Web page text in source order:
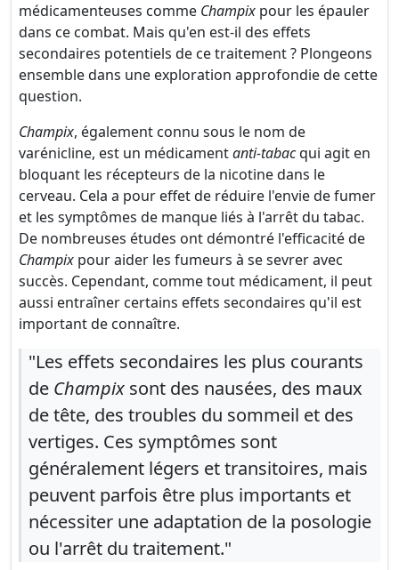
médicamenteuses comme Champix pour les épauler
dans ce combat. Mais qu'en est-il des effets
secondaires potentiels de ce traitement ? Plongeons
ensemble dans une exploration approfondie de cette
question.
Champix, également connu sous le nom de
varénicline, est un médicamentanti-tabacqui agit en
bloquant les récepteurs de la nicotine dans le
cerveau. Cela a pour effet de réduire l'envie de fumer
et les symptômes de manque liés à l'arrêt du tabac.
De nombreuses études ont démontré l'efficacité de
Champix pour aider les fumeurs à se sevrer avec
succès. Cependant, comme tout médicament, il peut
aussi entraîner certains effets secondaires qu'il est
important de connaître.
"Les effets secondaires les plus courants
de Champix sont des nausées, des maux
de tête, des troubles du sommeil et des
vertiges. Ces symptômes sont
généralement légers et transitoires, mais
peuvent parfois être plus importants et
nécessiter une adaptation de la posologie
ou l'arrêt du traitement."